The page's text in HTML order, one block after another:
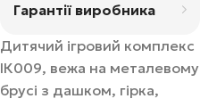
Гарантії виробника
Дитячий ігровий комплекс
ІК009, вежа на металевому
брусі з дашком, гірка,